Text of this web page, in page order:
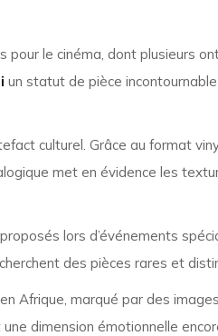
le cinéma, dont plusieurs
un statut de pièce
culturel. Grâce au format
met en évidence les
lors d’événements
des pièces rares et
Afrique, marqué par des
dimension émotionnelle